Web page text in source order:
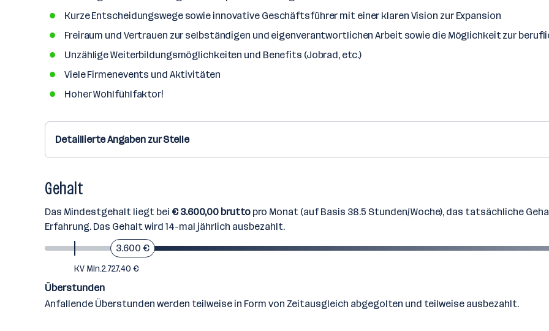
Kurze Entscheidungswege sowie innovative Geschäftsführer mit einer klaren Vision zur Expansion
Freiraum und Vertrauen zur selbständigen und eigenverantwortlichen Arbeit sowie die Möglichkeit zur
Unzählige Weiterbildungsmöglichkeiten und Benefits (Jobrad, etc.)
Viele Firmenevents und Aktivitäten
Hoher Wohlfühlfaktor!
Detaillierte Angaben zur Stelle
Gehalt
Das Mindestgehalt liegt bei € 3.600,00 brutto pro Monat (auf Basis 38.5 Stunden/Woche), das tatsächliche
Erfahrung. Das Gehalt wird 14-mal jährlich ausbezahlt.
KV Min.2.727,40 €
3.600 €
Überstunden
Anfallende Überstunden werden teilweise in Form von Zeitausgleich abgegolten und teilweise ausbezahlt.